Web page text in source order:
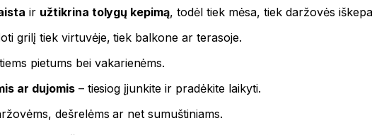
ir užtikrina tolygų kepimą, todėl tiek mėsa, tiek daržovės
grilį tiek virtuvėje, tiek balkone ar terasoje.
pietums bei vakarienėms.
ar dujomis– tiesiog įjunkite ir pradėkite laikyti.
dešrelėms ar net sumuštiniams.